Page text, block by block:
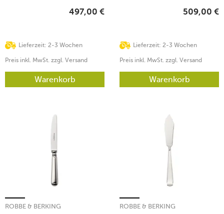
Lieferzeit: 2-3 Wochen
497,00 €
Preis inkl. MwSt. zzgl. Versand
Warenkorb
Lieferzeit: 2-3 Wochen
509,00 €
Preis inkl. MwSt. zzgl. Versand
Warenkorb
ROBBE & BERKING ROBBE & BERKING